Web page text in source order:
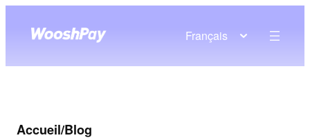
Français
Accueil/Blog